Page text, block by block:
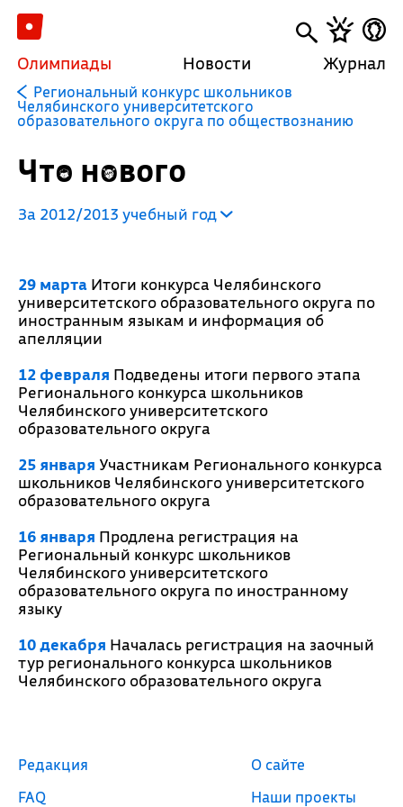
Олимпиады Новости Журнал
Региональный конкурс школьников
Челябинского университетского
образовательного округа по обществознанию
Что нового
За 2012/2013 учебный год
29 мартаИтоги конкурса Челябинского
университетского образовательного округа по
иностранным языкам и информация об
апелляции
12 февраля Подведены итоги первого этапа
Регионального конкурса школьников
Челябинского университетского
образовательного округа
25 января Участникам Регионального конкурса
школьников Челябинского университетского
образовательного округа
16 января Продлена регистрация на
Региональный конкурс школьников
Челябинского университетского
образовательного округа по иностранному
языку
10 декабря Началась регистрация на заочный
тур регионального конкурса школьников
Челябинского образовательного округа
Редакция
FAQ
О сайте
Наши проекты